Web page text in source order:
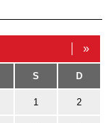
»
S D
1 2